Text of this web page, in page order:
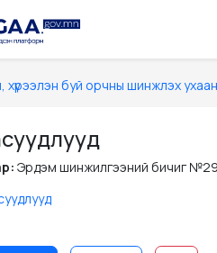
хүрээлэн буй орчны шинжлэх ухаан
Эрдэм шинжилгээний бичиг